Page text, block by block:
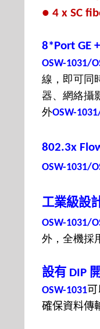
● 4 x SC
8*Port GE
OSW-1031/
線，即可同
器、網絡攝
外OSW-
802.3x
OSW-1031/
工業級設
OSW-1031/
外， 全機採
設有 DIP
OSW-1031
確保資料傳